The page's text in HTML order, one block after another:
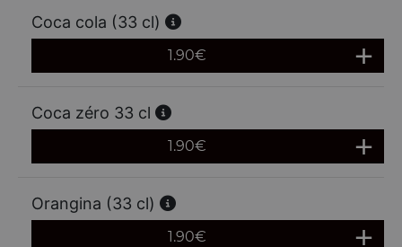
Coca cola (33 cl)
1.90€
Coca zéro 33 cl
1.90€
Orangina (33 cl)
1.90€